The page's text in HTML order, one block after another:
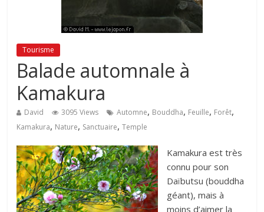
Tourisme
Balade automnale à
Kamakura
David 3095 Views Automne, Bouddha, Feuille, Forêt,
Kamakura, Nature, Sanctuaire,Temple
Kamakura est très
connu pour son
Daïbutsu (bouddha
géant), mais à
moins d’aimer la